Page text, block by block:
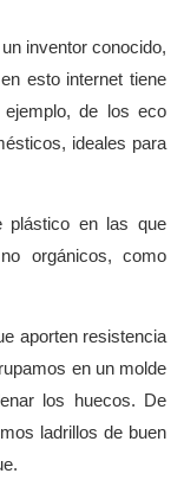
inventor conocido,
esto internet tiene
de los eco
ideales para
plástico en las que
orgánicos, como
aporten resistencia
en un molde
los huecos. De
ladrillos de buen